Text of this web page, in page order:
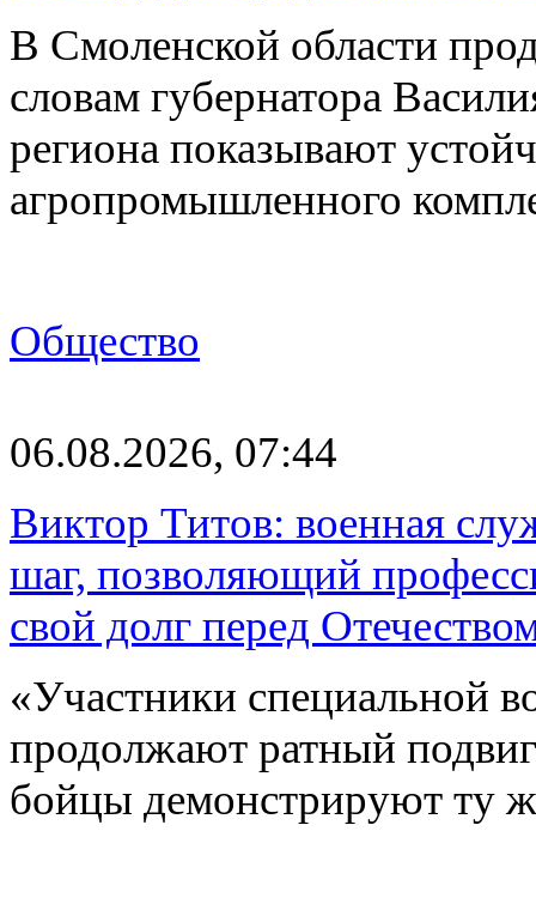
В Смоленской области
словам губернатора
региона показывают
агропромышленного
Общество
06.08.2026, 07:44
Виктор Титов: военная
шаг, позволяющий
свой долг перед
«Участники специальной
продолжают ратный
бойцы демонстрируют ту